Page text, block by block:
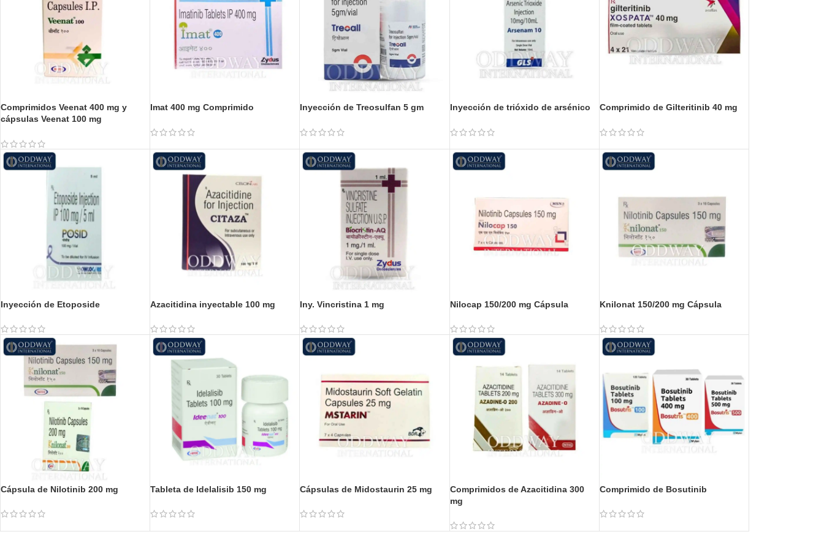
Comprimidos Veenat 400 mg y
cápsulas Veenat 100 mg
Imat 400 mg Comprimido Inyección de Treosulfan 5 gm Inyección de trióxido de arsénico Comprimido de Gilteritinib 40 mg
Inyección de Etoposide Azacitidina inyectable 100 mg Iny. Vincristina 1 mg Nilocap 150/200 mg Cápsula Knilonat 150/200 mg Cápsula
Cápsula de Nilotinib 200 mg Tableta de Idelalisib 150 mg Cápsulas de Midostaurin 25 mg
Comprimidos de Azacitidina 300
mg
Comprimido de Bosutinib